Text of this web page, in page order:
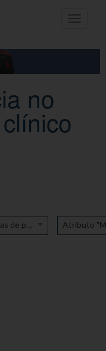
Toggle
no
Categorias de produto